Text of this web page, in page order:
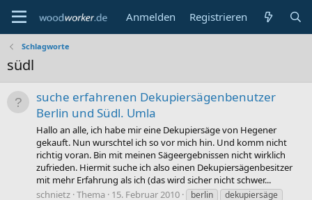
Anmelden Registrieren
Schlagworte
südl
suche erfahrenen Dekupiersägenbenutzer
Berlin und Südl. Umla
Hallo an alle, ich habe mir eine Dekupiersäge von Hegener
gekauft. Nun wurschtel ich so vor mich hin. Und komm nicht
richtig voran. Bin mit meinen Sägeergebnissen nicht wirklich
zufrieden. Hiermit suche ich also einen Dekupiersägenbesitzer
mit mehr Erfahrung als ich (das wird sicher nicht schwer...
schnietz Thema 15. Februar 2010 berlin
dekupiersäge